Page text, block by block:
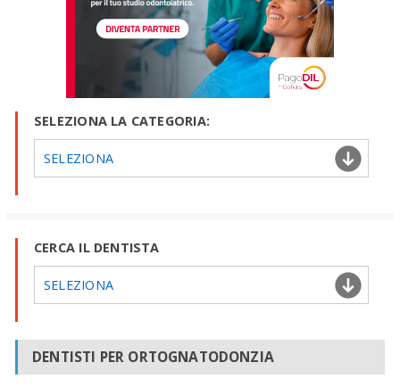
SELEZIONA LA CATEGORIA:
SELEZIONA
CERCA IL DENTISTA
SELEZIONA
DENTISTI PER ORTOGNATODONZIA